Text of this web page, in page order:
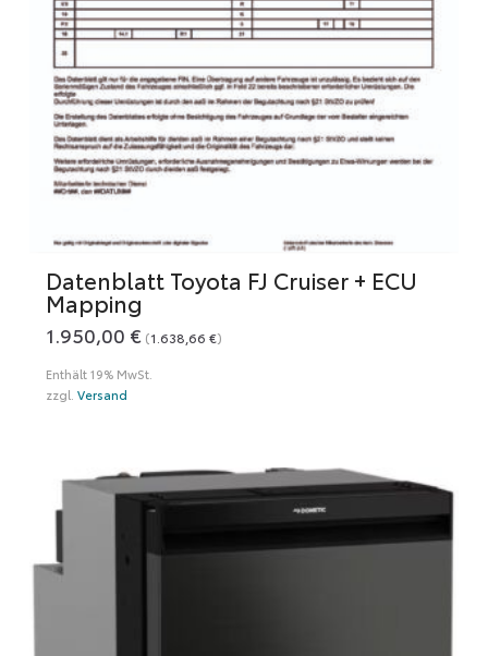
Datenblatt Toyota FJ Cruiser + ECU
Mapping
1.950,00 € (1.638,66 €)
Enthält 19% MwSt.
zzgl. Versand